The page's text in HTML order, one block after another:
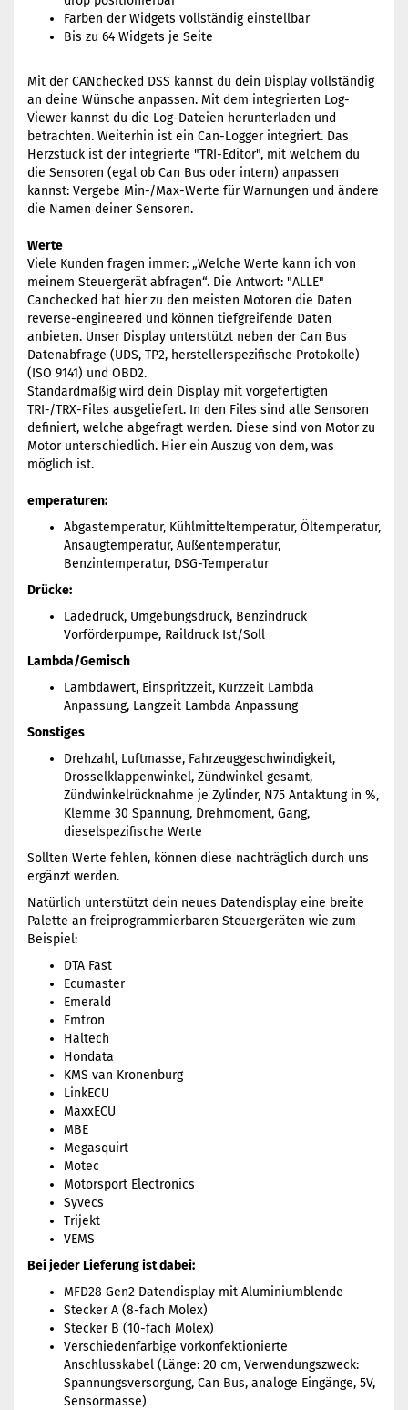
Farben der Widgets vollständig einstellbar
Bis zu 64 Widgets je Seite
Mit der CANchecked DSS kannst du dein Display vollständig
an deine Wünsche anpassen. Mit dem integrierten Log-
Viewer kannst du die Log-Dateien herunterladen und
betrachten. Weiterhin ist ein Can-Logger integriert. Das
Herzstück ist der integrierte "TRI-Editor", mit welchem du
die Sensoren (egal ob Can Bus oder intern) anpassen
kannst: Vergebe Min-/Max-Werte für Warnungen und ändere
die Namen deiner Sensoren.
Werte
Viele Kunden fragen immer: „Welche Werte kann ich von
meinem Steuergerät abfragen“. Die Antwort: "ALLE"
Canchecked hat hier zu den meisten Motoren die Daten
reverse-engineered und können tiefgreifende Daten
anbieten. Unser Display unterstützt neben der Can Bus
Datenabfrage (UDS, TP2, herstellerspezifische Protokolle)
(ISO 9141) und OBD2.
Standardmäßig wird dein Display mit vorgefertigten
TRI-/TRX-Files ausgeliefert. In den Files sind alle Sensoren
definiert, welche abgefragt werden. Diese sind von Motor zu
Motor unterschiedlich. Hier ein Auszug von dem, was
möglich ist.
emperaturen:
Abgastemperatur, Kühlmitteltemperatur, Öltemperatur,
Ansaugtemperatur, Außentemperatur,
Benzintemperatur, DSG-Temperatur
Drücke:
Ladedruck, Umgebungsdruck, Benzindruck
Vorförderpumpe, Raildruck Ist/Soll
Lambda/Gemisch
Lambdawert, Einspritzzeit, Kurzzeit Lambda
Anpassung, Langzeit Lambda Anpassung
Sonstiges
Drehzahl, Luftmasse, Fahrzeuggeschwindigkeit,
Drosselklappenwinkel, Zündwinkel gesamt,
Zündwinkelrücknahme je Zylinder, N75 Antaktung in %,
Klemme 30 Spannung, Drehmoment, Gang,
dieselspezifische Werte
Sollten Werte fehlen, können diese nachträglich durch uns
ergänzt werden.
Natürlich unterstützt dein neues Datendisplay eine breite
Palette an freiprogrammierbaren Steuergeräten wie zum
Beispiel:
DTA Fast
Ecumaster
Emerald
Emtron
Haltech
Hondata
KMS van Kronenburg
LinkECU
MaxxECU
MBE
Megasquirt
Motec
Motorsport Electronics
Syvecs
Trijekt
VEMS
Bei jeder Lieferung ist dabei:
MFD28 Gen2 Datendisplay mit Aluminiumblende
Stecker A (8-fach Molex)
Stecker B (10-fach Molex)
Verschiedenfarbige vorkonfektionierte
Anschlusskabel (Länge: 20 cm, Verwendungszweck:
Spannungsversorgung, Can Bus, analoge Eingänge, 5V,
Sensormasse)